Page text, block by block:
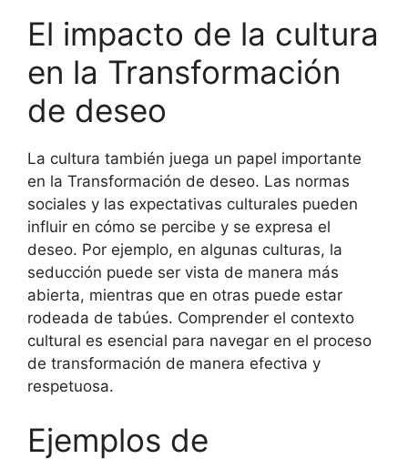
El impacto de la cultura
en la Transformación
de deseo
La cultura también juega un papel importante
en la Transformación de deseo. Las normas
sociales y las expectativas culturales pueden
influir en cómo se percibe y se expresa el
deseo. Por ejemplo, en algunas culturas, la
seducción puede ser vista de manera más
abierta, mientras que en otras puede estar
rodeada de tabúes. Comprender el contexto
cultural es esencial para navegar en el proceso
de transformación de manera efectiva y
respetuosa.
Ejemplos de